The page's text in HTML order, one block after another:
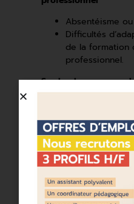
Absentéisme
Difficultés
de la formation
professionnel.
Sur le plan personnel
Isolement ou
3 – Mettre en
ATSEF met en
prévenir ou limiter